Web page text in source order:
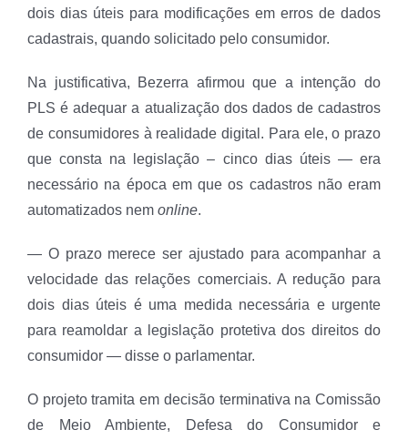
dois dias úteis para modificações em erros de dados
cadastrais, quando solicitado pelo consumidor.
Na justificativa, Bezerra afirmou que a intenção do
PLS é adequar a atualização dos dados de cadastros
de consumidores à realidade digital. Para ele, o prazo
que consta na legislação – cinco dias úteis — era
necessário na época em que os cadastros não eram
automatizados nem online.
— O prazo merece ser ajustado para acompanhar a
velocidade das relações comerciais. A redução para
dois dias úteis é uma medida necessária e urgente
para reamoldar a legislação protetiva dos direitos do
consumidor — disse o parlamentar.
O projeto tramita em decisão terminativa na Comissão
de Meio Ambiente, Defesa do Consumidor e